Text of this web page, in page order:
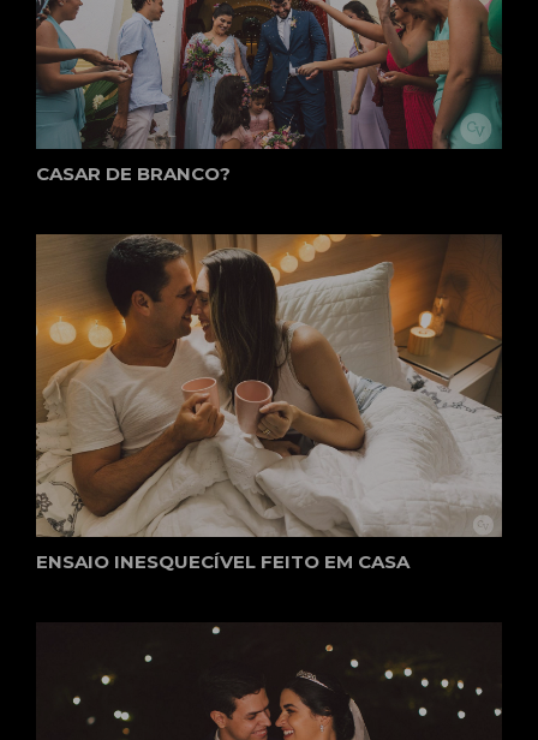
CASAR DE BRANCO?
ENSAIO INESQUECÍVEL FEITO EM CASA